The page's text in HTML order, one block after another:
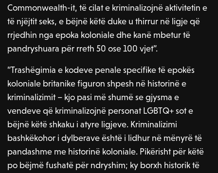
Commonwealth-it, të cilat e kriminalizojnë aktivitetin e
të njëjtit seks, e bëjnë këtë duke u thirrur në ligje që
rrjedhin nga epoka koloniale dhe kanë mbetur të
pandryshuara për rreth 50 ose 100 vjet”.
“Trashëgimia e kodeve penale specifike të epokës
koloniale britanike figuron shpesh në historinë e
kriminalizimit – kjo pasi më shumë se gjysma e
vendeve që kriminalizojnë personat LGBTQ+ sot e
bëjnë këtë shkaku i atyre ligjeve. Kriminalizimi
bashkëkohor i dylberave është i lidhur në mënyrë të
pandashme me historinë koloniale. Pikërisht për këtë
po bëjmë fushatë për ndryshim; ky borxh historik të